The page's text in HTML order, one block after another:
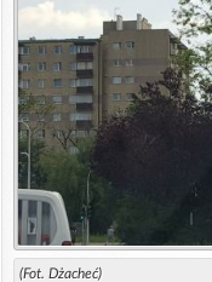
(Fot. Dżacheć)